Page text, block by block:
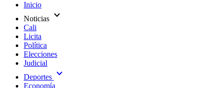
Inicio
Noticias expand_more
Cali
Licita
Política
Elecciones
Judicial
Deportes expand_more
Economía